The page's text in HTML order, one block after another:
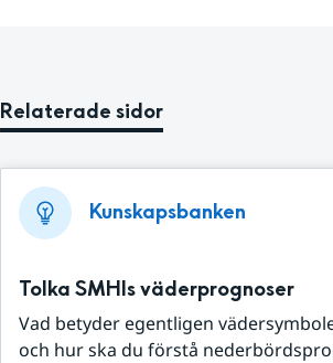
Relaterade sidor
Kunskapsbanken
Tolka SMHIs väderprognoser
Vad betyder egentligen
och hur ska du förstå